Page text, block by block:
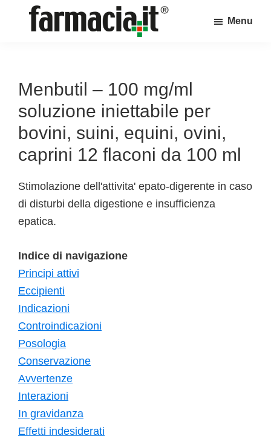
sul
mondo
della
farmacia
online
Menu
Menbutil – 100 mg/ml
soluzione iniettabile per
bovini, suini, equini, ovini,
caprini 12 flaconi da 100 ml
Stimolazione dell'attivita' epato-digerente in caso
di disturbi della digestione e insufficienza
epatica.
Indice di navigazione
Principi attivi
Eccipienti
Indicazioni
Controindicazioni
Posologia
Conservazione
Avvertenze
Interazioni
In gravidanza
Effetti indesiderati